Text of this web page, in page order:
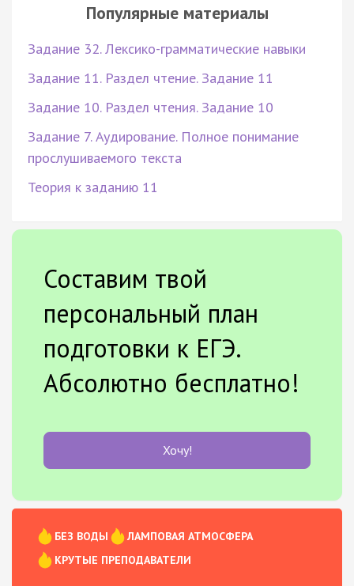
Популярные материалы
Задание 32. Лексико-грамматические навыки
Задание 11. Раздел чтение. Задание 11
Задание 10. Раздел чтения. Задание 10
Задание 7. Аудирование. Полное понимание
прослушиваемого текста
Теория к заданию 11
Составим твой
персональный план
подготовки к ЕГЭ.
Абсолютно бесплатно!
Хочу!
БЕЗ ВОДЫ
ЛАМПОВАЯ АТМОСФЕРА
КРУТЫЕ ПРЕПОДАВАТЕЛИ